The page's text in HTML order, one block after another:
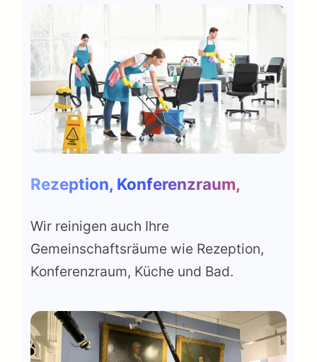
Rezeption, Konferenzraum,
Wir reinigen auch Ihre
Gemeinschaftsräume wie Rezeption,
Konferenzraum, Küche und Bad.